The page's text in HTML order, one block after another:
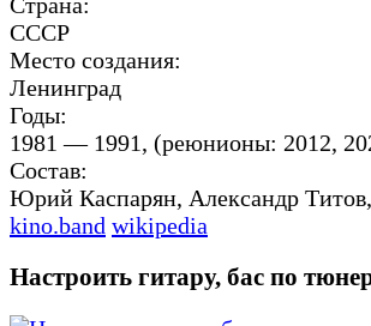
СССР
Место создания:
Ленинград
Годы:
1981 — 1991, (реюнионы: 2012,
Состав:
Юрий Каспарян, Александр
kino.band wikipedia
Настроить гитару, бас по